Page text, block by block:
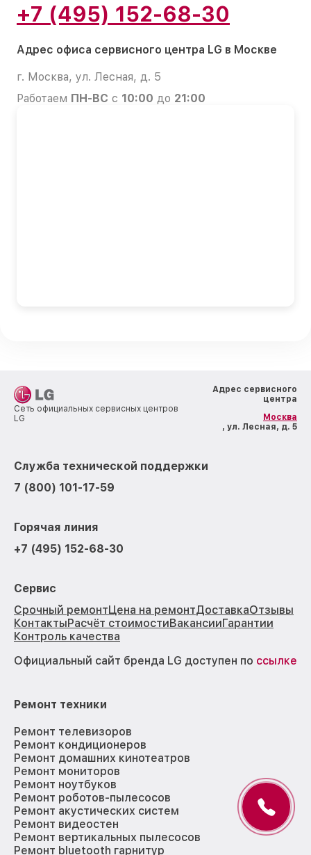
+7 (495) 152-68-30
Адрес офиса сервисного центра LG в Москве
г. Москва, ул. Лесная, д. 5
Работаем ПН-ВС с 10:00 до 21:00
Сеть официальных сервисных центров
LG
Адрес сервисного
центра
Москва
, ул. Лесная, д. 5
Служба технической поддержки
7 (800) 101-17-59
Горячая линия
+7 (495) 152-68-30
Сервис
Срочный ремонтЦена на ремонтДоставкаОтзывы
КонтактыРасчёт стоимостиВакансииГарантии
Контроль качества
Официальный сайт бренда LG доступен по ссылке
Ремонт техники
Ремонт телевизоров
Ремонт кондиционеров
Ремонт домашних кинотеатров
Ремонт мониторов
Ремонт ноутбуков
Ремонт роботов-пылесосов
Ремонт акустических систем
Ремонт видеостен
Ремонт вертикальных пылесосов
Ремонт bluetooth гарнитур